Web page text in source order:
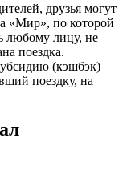
друзья могут
«Мир», по которой
любому лицу, не
поездка.
(кэшбэк)
поездку, на